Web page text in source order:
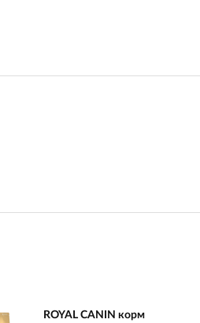
ROYAL CANIN корм